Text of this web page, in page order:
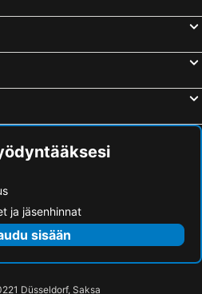
ja jäsenhinnat
sisään
Düsseldorf, Saksa